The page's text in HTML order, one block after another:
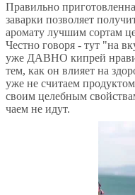
Правильно
заварки позволяет
аромату лучшим сортам
Честно говоря - тут "на
уже ДАВНО кипрей
тем, как он влияет на
уже не считаем
своим целебным
чаем не идут.